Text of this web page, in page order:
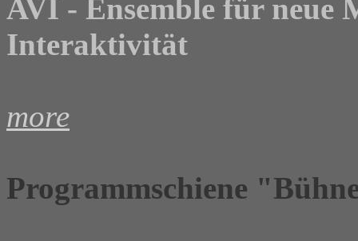
AVI - Ensemble für neue
Interaktivität
more
Programmschiene